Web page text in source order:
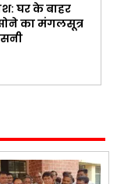
घर के बाहर
का मंगलसूत्र